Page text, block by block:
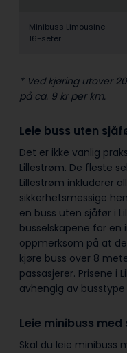
Minibuss Limousine
16-seter
* Ved kjøring utover
på ca. 9 kr per km.
Leie buss uten
Det er ikke vanlig
Lillestrøm. De fleste
Lillestrøm inkluderer
sikkerhetsmessige
en buss uten sjåfør i
busselskapene for
oppmerksom på at
kjøre buss over 8
passasjerer. Prisene i
avhengig av
Leie minibuss
Skal du leie minibuss